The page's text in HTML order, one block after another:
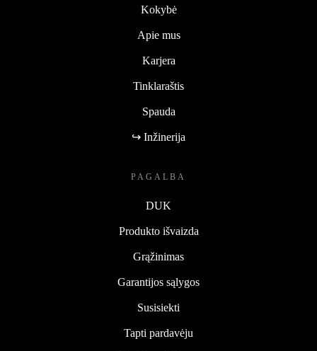
Kokybė
Apie mus
Karjera
Tinklaraštis
Spauda
↪ Inžinerija
PAGALBA
DUK
Produkto išvaizda
Grąžinimas
Garantijos sąlygos
Susisiekti
Tapti pardavėju